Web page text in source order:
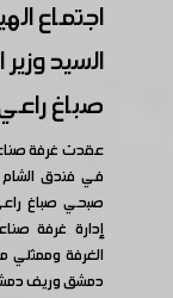
السيد
صباغ
في فندق الشام
صبحي صباغ
إدارة غرفة
الغرفة
دمشق وريف